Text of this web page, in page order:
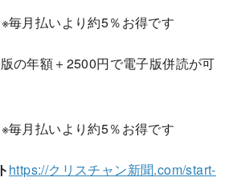
毎月払いより約5％お得です
の年額＋2500円で電子版併読が可
毎月払いより約5％お得です
https://クリスチャン新聞.com/start-